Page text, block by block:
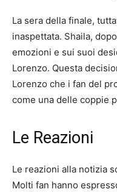
La sera della finale,
inaspettata. Shaila,
emozioni e sui suoi
Lorenzo. Questa
Lorenzo che i fan del
come una delle coppie
Le Reazioni
Le reazioni alla notizia
Molti fan hanno